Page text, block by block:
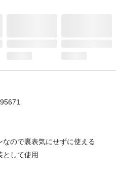
なので裏表気にせずに使える
として使用